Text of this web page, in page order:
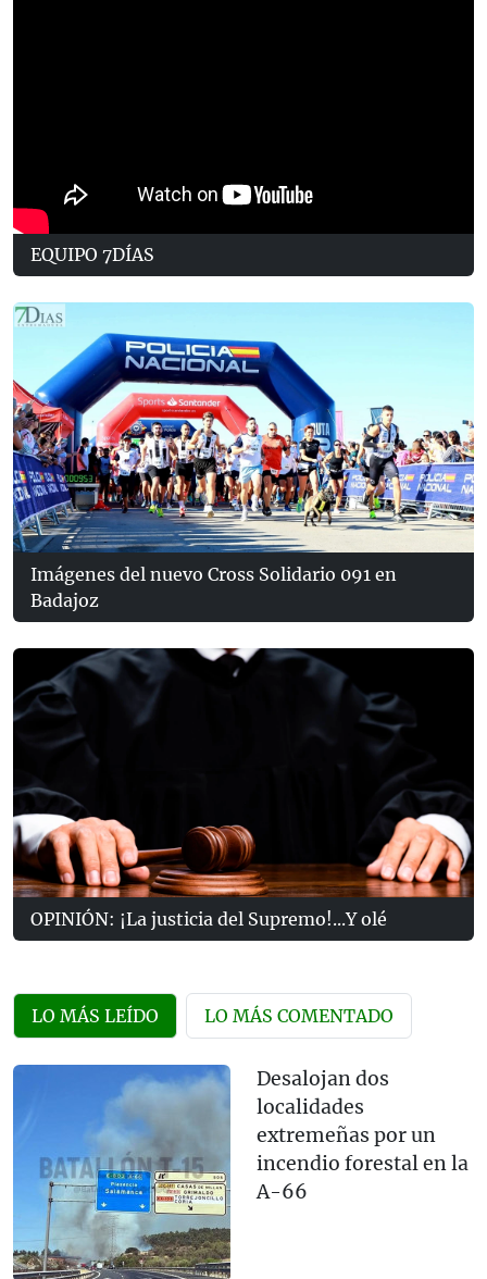
EQUIPO 7DÍAS
Imágenes del nuevo Cross Solidario 091 en
Badajoz
OPINIÓN: ¡La justicia del Supremo!...Y olé
LO MÁS LEÍDO LO MÁS COMENTADO
Desalojan dos
localidades
extremeñas por un
incendio forestal en la
A-66